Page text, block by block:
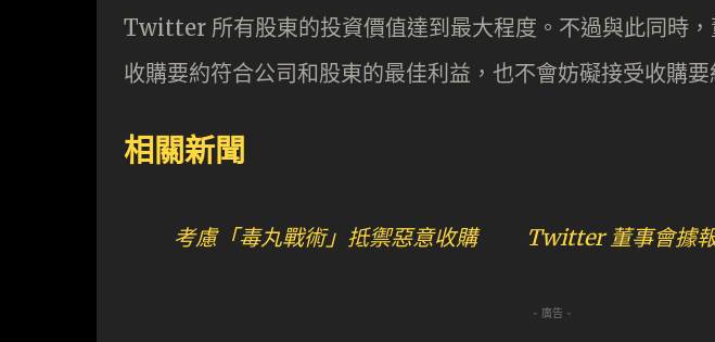
Twitter 所有股東的投資價值達到最大程度。不過與此同時
收購要約符合公司和股東的最佳利益，也不會妨礙接受收購要
相關新聞
考慮「毒丸戰術」抵禦惡意收購 Twitter 董事會據
- 廣告 -